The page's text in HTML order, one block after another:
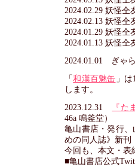
2024.02.29 妖怪
2024.02.13 妖怪
2024.01.29 妖怪
2024.01.13 妖怪
2024.01.01 ぎ
「和漢百魅缶 」
します。
2023.12.31
『た
46a 鳴釜堂）
亀山書店・発行
めの同人誌》新刊
今回も、本文・表
■亀山書店公式